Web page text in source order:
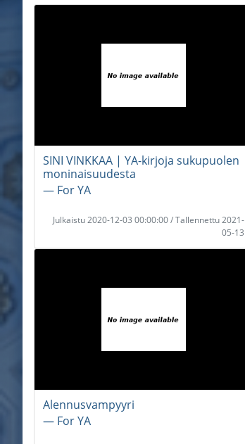
SINI VINKKAA | YA-kirjoja sukupuolen
moninaisuudesta
― For YA
Julkaistu 2020-12-03 00:00:00 / Tallennettu 2021-
05-13
Alennusvampyyri
― For YA